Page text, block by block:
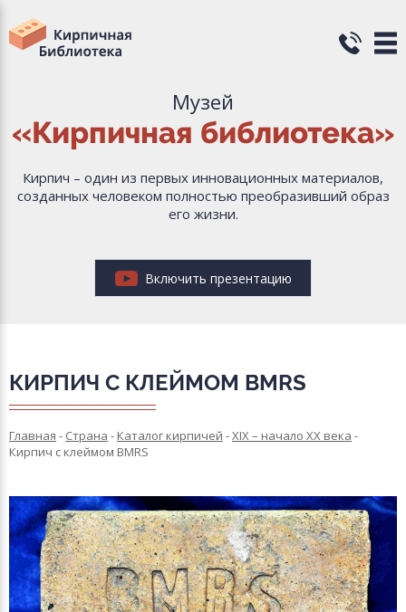
Музей
«Кирпичная библиотека»
Кирпич – один из первых инновационных материалов,
созданных человеком полностью преобразивший образ
его жизни.
Включить презентацию
КИРПИЧ С КЛЕЙМОМ BMRS
Главная - Страна - Каталог кирпичей -XIX – начало XX века -
Кирпич с клеймом BMRS